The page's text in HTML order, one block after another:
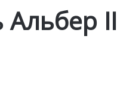
Альбер II